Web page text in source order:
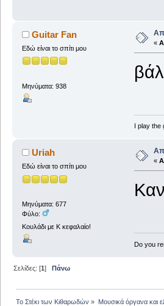
Guitar Fan
Εδώ είναι το σπίτι μου
Μηνύματα: 938
«
I play
Uriah
Εδώ είναι το σπίτι μου
Μηνύματα: 677
Φύλο:
Κουλάδι με Κ κεφαλαίο!
«
Do you
Σελίδες: [1]Πάνω
Το Στέκι των Κιθαρωδών » Μουσικά όργανα και